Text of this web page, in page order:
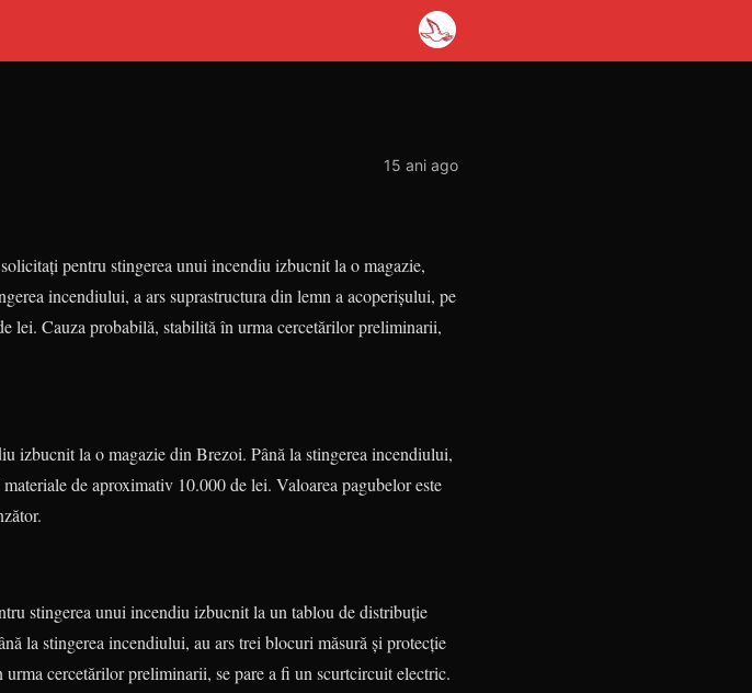
15 ani ago
pentru stingerea unui incendiu izbucnit la o magazie,
incendiu­lui, a ars suprastructura din lemn a acoperișului, pe
lei. Cauza probabilă, stabilită în urma cercetărilor preli­mi­narii,
izbucnit la o magazie din Brezoi. Până la stingerea incendiului,
de aproximativ 10.000 de lei. Valoarea pagubelor este
stingerea unui incendiu izbucnit la un tablou de distribuție
la stinge­rea in­cendiului, au ars trei blocuri mă­sură și protecție
cercetărilor pre­liminarii, se pare a fi un scurtcir­cuit electric.